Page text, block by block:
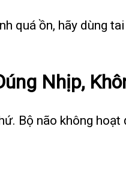
quá ồn, hãy dùng
Nhịp,
Bộ não không hoạt